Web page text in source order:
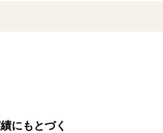
にもとづく